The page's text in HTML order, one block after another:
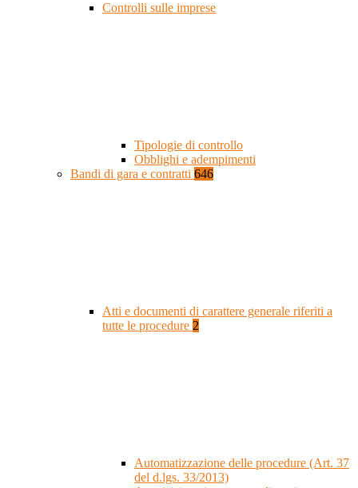
Controlli sulle imprese
Tipologie di controllo
Obblighi e adempimenti
Bandi di gara e contratti 646
Atti e documenti di carattere generale riferiti a
tutte le procedure 2
Automatizzazione delle procedure (Art. 37
del d.lgs. 33/2013)